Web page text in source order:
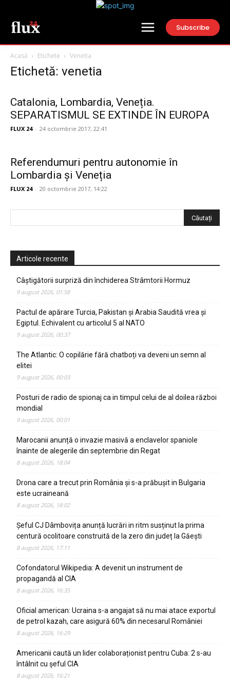
Subscribe
Acasă Etichete Venetia
Etichetă: venetia
Catalonia, Lombardia, Veneția.
SEPARATISMUL SE EXTINDE ÎN EUROPA
FLUX 24 - 24 octombrie 2017, 22:41
Referendumuri pentru autonomie în
Lombardia și Veneția
FLUX 24 - 20 octombrie 2017, 14:22
Articole recente
Câștigătorii surpriză din închiderea Strâmtorii Hormuz
9 august 2026, 01:58
Pactul de apărare Turcia, Pakistan și Arabia Saudită vrea și
Egiptul. Echivalent cu articolul 5 al NATO
9 august 2026, 00:37
The Atlantic: O copilărie fără chatboți va deveni un semn al
elitei
9 august 2026, 00:03
Posturi de radio de spionaj ca in timpul celui de al doilea război
mondial
9 august 2026, 00:01
Marocanii anunță o invazie masivă a enclavelor spaniole
înainte de alegerile din septembrie din Regat
8 august 2026, 18:04
Drona care a trecut prin România și s-a prăbușit in Bulgaria
este ucraineană
8 august 2026, 18:02
Șeful CJ Dâmbovița anunță lucrări in ritm susținut la prima
centură ocolitoare construită de la zero din județ la Găești
8 august 2026, 17:11
Cofondatorul Wikipedia: A devenit un instrument de
propagandă al CIA
8 august 2026, 16:35
Oficial american: Ucraina s-a angajat să nu mai atace exportul
de petrol kazah, care asigură 60% din necesarul României
8 august 2026, 16:29
Americanii caută un lider colaboraționist pentru Cuba: 2 s-au
întâlnit cu șeful CIA
8 august 2026, 16:21